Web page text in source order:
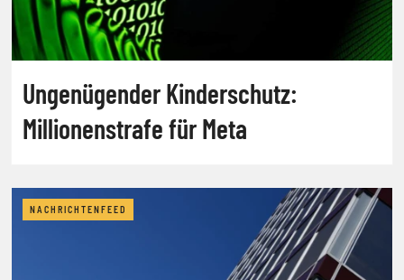
Ungenügender Kinderschutz:
Millionenstrafe für Meta
NACHRICHTENFEED